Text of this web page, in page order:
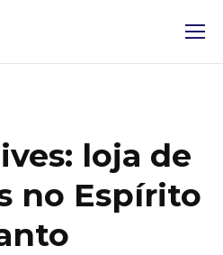
loja de
no Espírito